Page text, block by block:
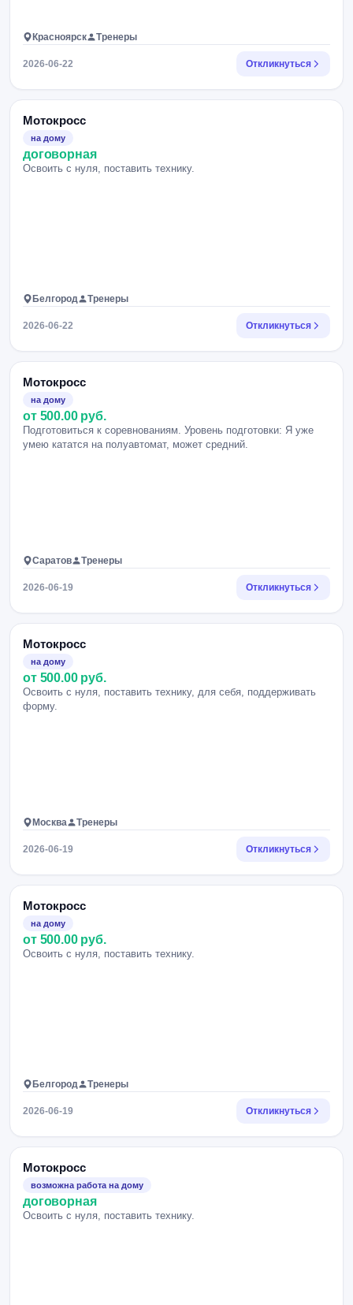
Красноярск Тренеры
2026-06-22 Откликнуться
Мотокросс
на дому
договорная
Освоить с нуля, поставить технику.
Белгород Тренеры
2026-06-22 Откликнуться
Мотокросс
на дому
от 500.00 руб.
Подготовиться к соревнованиям. Уровень подготовки: Я уже
умею кататся на полуавтомат, может средний.
Саратов Тренеры
2026-06-19 Откликнуться
Мотокросс
на дому
от 500.00 руб.
Освоить с нуля, поставить технику, для себя, поддерживать
форму.
Москва Тренеры
2026-06-19 Откликнуться
Мотокросс
на дому
от 500.00 руб.
Освоить с нуля, поставить технику.
Белгород Тренеры
2026-06-19 Откликнуться
Мотокросс
возможна работа на дому
договорная
Освоить с нуля, поставить технику.